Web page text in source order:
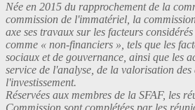
Née en 2015 du rapprochement de la
commission de l'immatériel, la
axe ses travaux sur les facteurs
comme « non-financiers », tels que les
sociaux et de gouvernance, ainsi que les
service de l'analyse, de la valorisation des
l'investissement.
Réservées aux membres de la SFAF, les